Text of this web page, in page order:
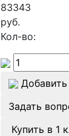
83343
руб.
Кол-во:
Задать
Купить в 1